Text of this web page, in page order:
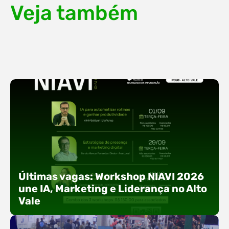
Veja também
Últimas vagas: Workshop NIAVI 2026
une IA, Marketing e Liderança no Alto
Vale